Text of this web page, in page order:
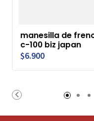
manesilla de
c-100 biz japan
$6.900